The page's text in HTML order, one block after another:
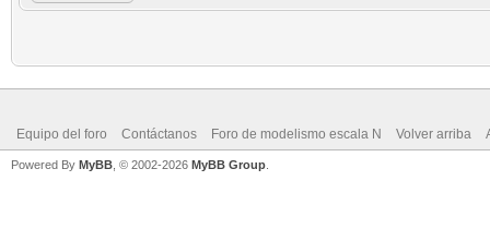
Equipo del foro Contáctanos Foro de modelismo escala N Volver arriba
Powered By MyBB , © 2002-2026 MyBB Group